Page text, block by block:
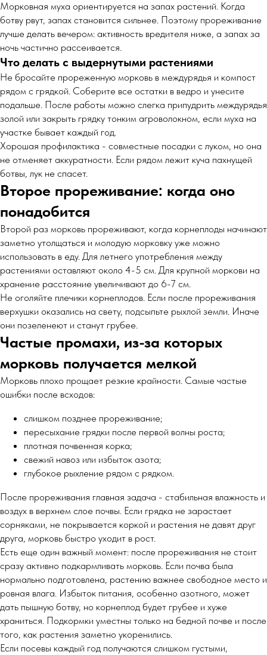
Морковная муха ориентируется на запах растений. Когда
ботву рвут, запах становится сильнее. Поэтому прореживание
лучше делать вечером: активность вредителя ниже, а запах за
ночь частично рассеивается.
Что делать с выдернутыми растениями
Не бросайте прореженную морковь в междурядья и компост
рядом с грядкой. Соберите все остатки в ведро и унесите
подальше. После работы можно слегка припудрить междурядья
золой или закрыть грядку тонким агроволокном, если муха на
участке бывает каждый год.
Хорошая профилактика - совместные посадки с луком, но она
не отменяет аккуратности. Если рядом лежит куча пахнущей
ботвы, лук не спасет.
Второе прореживание: когда оно
понадобится
Второй раз морковь прореживают, когда корнеплоды начинают
заметно утолщаться и молодую морковку уже можно
использовать в еду. Для летнего употребления между
растениями оставляют около 4-5 см. Для крупной моркови на
хранение расстояние увеличивают до 6-7 см.
Не оголяйте плечики корнеплодов. Если после прореживания
верхушки оказались на свету, подсыпьте рыхлой земли. Иначе
они позеленеют и станут грубее.
Частые промахи, из-за которых
морковь получается мелкой
Морковь плохо прощает резкие крайности. Самые частые
ошибки после всходов:
слишком позднее прореживание;
пересыхание грядки после первой волны роста;
плотная почвенная корка;
свежий навоз или избыток азота;
глубокое рыхление рядом с рядком.
После прореживания главная задача - стабильная влажность и
воздух в верхнем слое почвы. Если грядка не зарастает
сорняками, не покрывается коркой и растения не давят друг
друга, морковь быстро уходит в рост.
Есть еще один важный момент: после прореживания не стоит
сразу активно подкармливать морковь. Если почва была
нормально подготовлена, растению важнее свободное место и
ровная влага. Избыток питания, особенно азотного, может
дать пышную ботву, но корнеплод будет грубее и хуже
храниться. Подкормки уместны только на бедной почве и после
того, как растения заметно укоренились.
Если посевы каждый год получаются слишком густыми,